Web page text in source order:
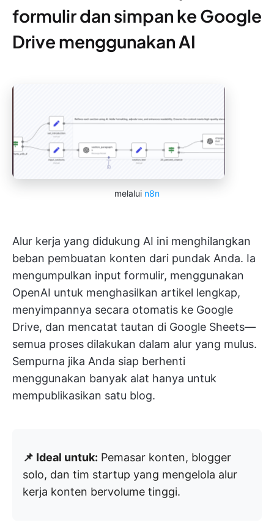
formulir dan simpan ke Google
Drive menggunakan AI
melalui n8n
Alur kerja yang didukung AI ini menghilangkan
beban pembuatan konten dari pundak Anda. Ia
mengumpulkan input formulir, menggunakan
OpenAI untuk menghasilkan artikel lengkap,
menyimpannya secara otomatis ke Google
Drive, dan mencatat tautan di Google Sheets—
semua proses dilakukan dalam alur yang mulus.
Sempurna jika Anda siap berhenti
menggunakan banyak alat hanya untuk
mempublikasikan satu blog.
📌 Ideal untuk: Pemasar konten, blogger
solo, dan tim startup yang mengelola alur
kerja konten bervolume tinggi.